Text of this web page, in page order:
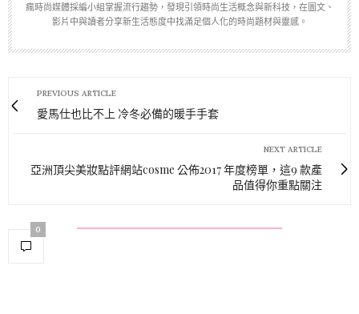
瘋時尚媒體採編小組掌握流行趨勢，發現引領時尚生活概念與新科技，在圖文、
影片中與讀者分享新生活態度中找滿足個人化的時尚題材與靈感。
PREVIOUS ARTICLE
愛馬仕也比不上 冷冬必備的暖手手套
NEXT ARTICLE
亞洲頂尖美妝點評網站cosme 公佈2017 年度榜單，這9 款產
品值得你重點關注
0